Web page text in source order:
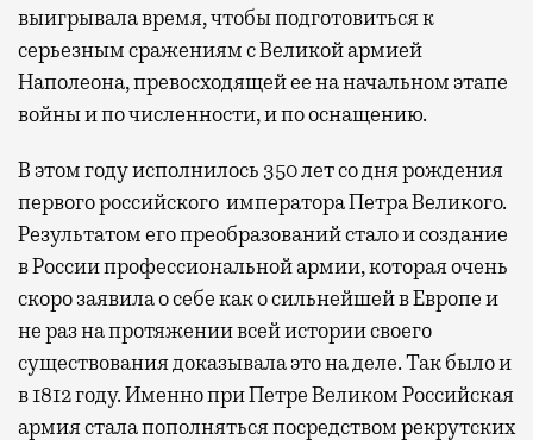
выигрывала время, чтобы подготовиться к
серьезным сражениям с Великой армией
Наполеона, превосходящей ее на начальном этапе
войны и по численности, и по оснащению.
В этом году исполнилось 350 лет со дня рождения
первого российского императора Петра Великого.
Результатом его преобразований стало и создание
в России профессиональной армии, которая очень
скоро заявила о себе как о сильнейшей в Европе и
не раз на протяжении всей истории своего
существования доказывала это на деле. Так было и
в 1812 году. Именно при Петре Великом Российская
армия стала пополняться посредством рекрутских